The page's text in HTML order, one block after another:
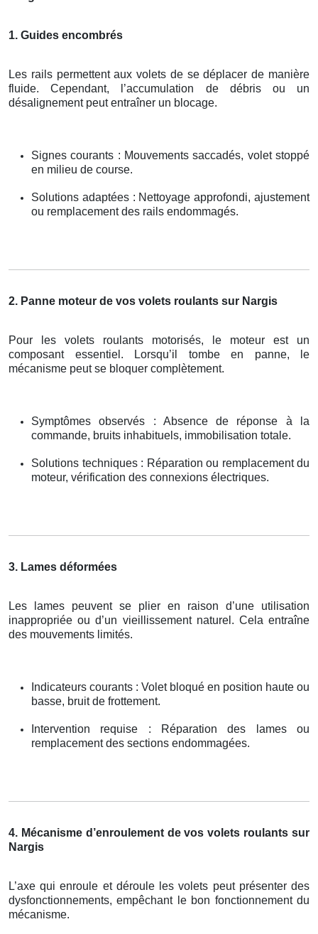
1. Guides encombrés
Les rails permettent aux volets de se déplacer de manière
fluide. Cependant, l’accumulation de débris ou un
désalignement peut entraîner un blocage.
Signes courants : Mouvements saccadés, volet stoppé
en milieu de course.
Solutions adaptées : Nettoyage approfondi, ajustement
ou remplacement des rails endommagés.
2. Panne moteur de vos volets roulants sur Nargis
Pour les volets roulants motorisés, le moteur est un
composant essentiel. Lorsqu’il tombe en panne, le
mécanisme peut se bloquer complètement.
Symptômes observés : Absence de réponse à la
commande, bruits inhabituels, immobilisation totale.
Solutions techniques : Réparation ou remplacement du
moteur, vérification des connexions électriques.
3. Lames déformées
Les lames peuvent se plier en raison d’une utilisation
inappropriée ou d’un vieillissement naturel. Cela entraîne
des mouvements limités.
Indicateurs courants : Volet bloqué en position haute ou
basse, bruit de frottement.
Intervention requise : Réparation des lames ou
remplacement des sections endommagées.
4. Mécanisme d’enroulement de vos volets roulants sur
Nargis
L’axe qui enroule et déroule les volets peut présenter des
dysfonctionnements, empêchant le bon fonctionnement du
mécanisme.